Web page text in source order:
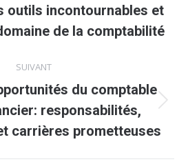
Article
précédent
outils incontournables et
de la comptabilité
SUIVANT
Article
suivant
du comptable
responsabilités,
carrières prometteuses